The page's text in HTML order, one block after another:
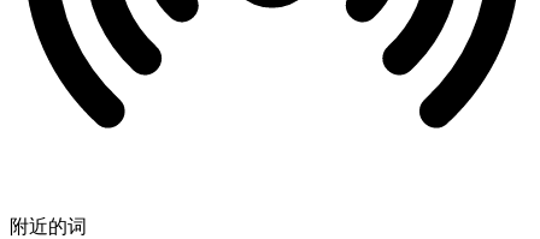
附近的词